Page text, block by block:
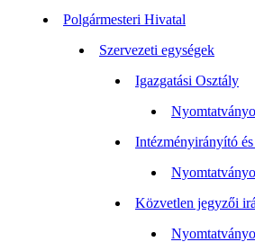
Polgármesteri Hivatal
Szervezeti egységek
Igazgatási Osztály
Intézményirányító
Közvetlen jegyzői